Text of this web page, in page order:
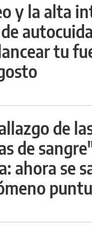
y la alta
tu
de
de
ahora se